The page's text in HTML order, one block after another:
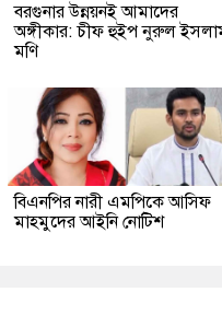
বরগুনার উন্নয়নই আমাদের
অঙ্গীকার: চীফ হুইপ নুরুল
মণি
বিএনপির নারী এমপিকে আসিফ
মাহমুদের আইনি নোটিশ